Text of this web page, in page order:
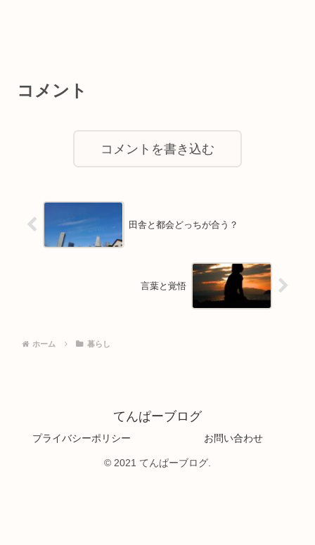
コメント
コメントを書き込む
田舎と都会どっちが合う？
言葉と覚悟
ホーム 暮らし
てんぱーブログ
プライバシーポリシー お問い合わせ
© 2021 てんぱーブログ.